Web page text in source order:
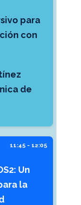
para
con
de
11:45 - 12:05
Un
la